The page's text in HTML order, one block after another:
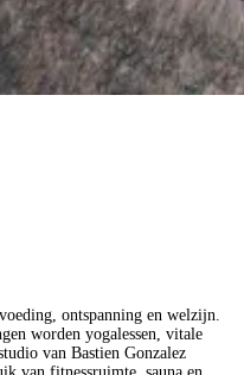
ontspanning en welzijn.
worden yogalessen, vitale
van Bastien Gonzalez